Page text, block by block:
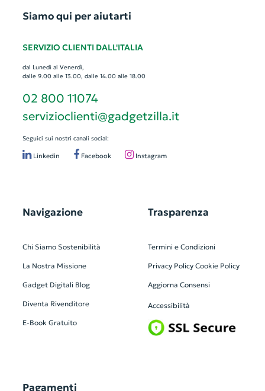
Siamo qui per aiutarti
SERVIZIO CLIENTI DALL'ITALIA
dal Lunedì al Venerdì,
dalle 9.00 alle 13.00, dalle 14.00 alle 18.00
02 800 11074
servizioclienti@gadgetzilla.it
Seguici sui nostri canali social:
Linkedin Facebook Instagram
Navigazione
Chi Siamo Sostenibilità
La Nostra Missione
Gadget Digitali Blog
Diventa Rivenditore
E-Book Gratuito
Trasparenza
Termini e Condizioni
Privacy Policy Cookie Policy
Aggiorna Consensi
Accessibilità
Pagamenti